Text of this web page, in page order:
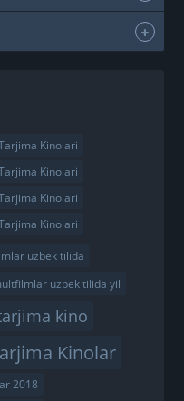
Kinolari
Kinolari
Kinolari
Kinolari
uzbek tilida
uzbek tilida yil
kino
Kinolar
2018